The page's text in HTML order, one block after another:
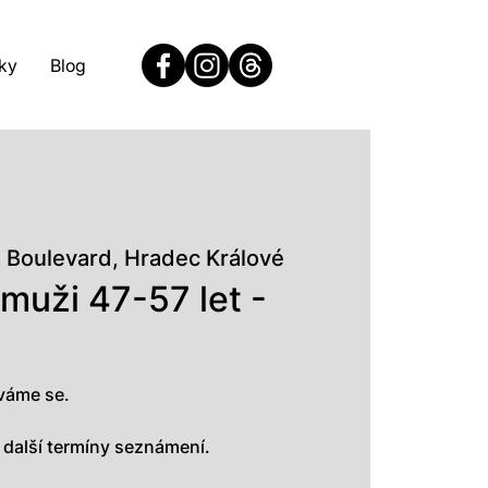
Blog
Boulevard, Hradec Králové
47-57 let -
se.
termíny seznámení.